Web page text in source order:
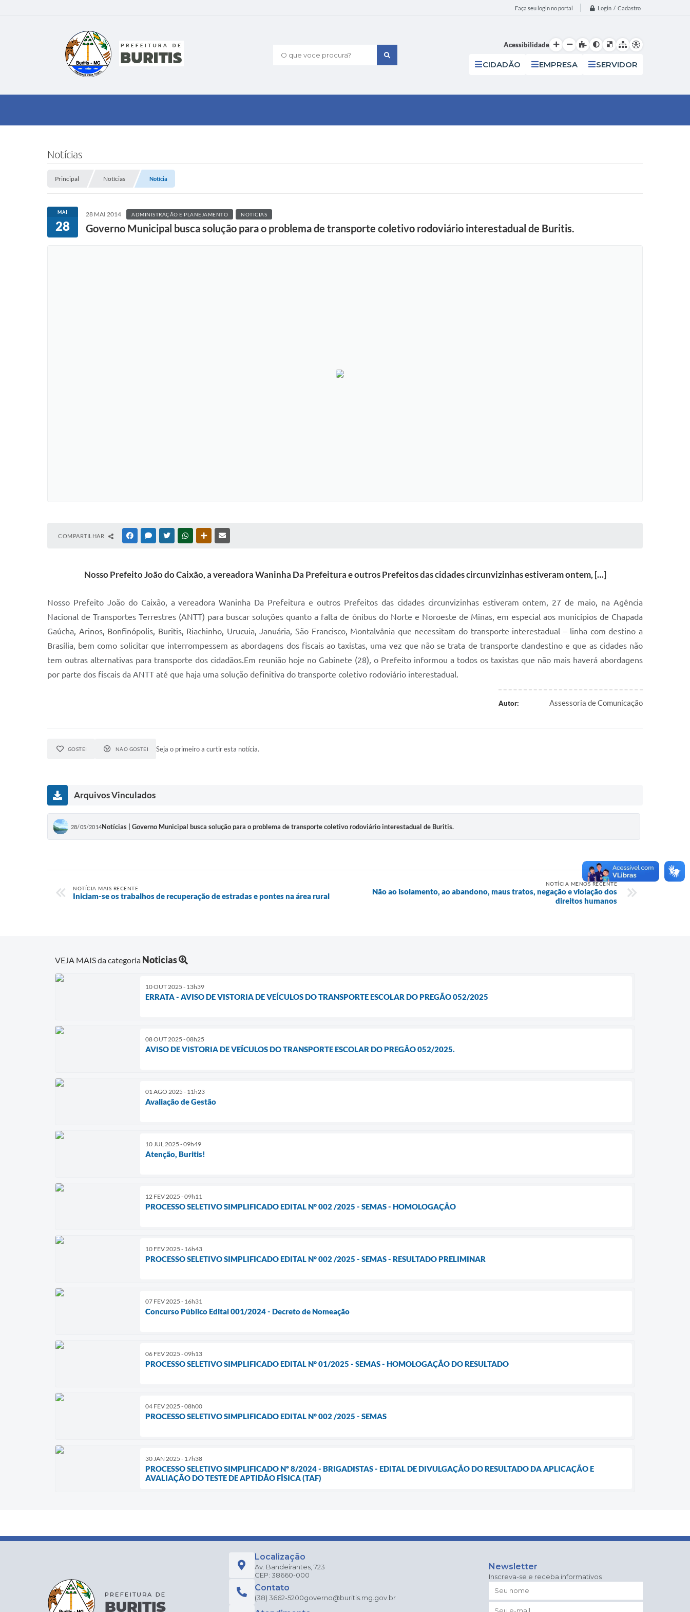
Faça seu login no portal Login / Cadastro
O que voce procura?
Acessibilidade
CIDADÃO EMPRESA SERVIDOR
Notícias
Principal Notícias Notícia
MAI
28
28 MAI 2014 ADMINISTRAÇÃO E PLANEJAMENTO NOTICIAS
Governo Municipal busca solução para o problema de transporte coletivo rodoviário interestadual de Buritis.
COMPARTILHAR FACEBOOKMESSENGER
TWITTERWHATSAPPOUTRAS MÍDIAS
Nosso Prefeito João do Caixão, a vereadora Waninha Da Prefeitura e outros Prefeitos das cidades circunvizinhas estiveram ontem, […]
Nosso Prefeito João do Caixão, a vereadora Waninha Da Prefeitura e outros Prefeitos das cidades circunvizinhas estiveram ontem, 27 de maio, na Agência
Nacional de Transportes Terrestres (ANTT) para buscar soluções quanto a falta de ônibus do Norte e Noroeste de Minas, em especial aos municípios de Chapada
Gaúcha, Arinos, Bonfinópolis, Buritis, Riachinho, Urucuia, Januária, São Francisco, Montalvânia que necessitam do transporte interestadual – linha com destino a
Brasília, bem como solicitar que interrompessem as abordagens dos fiscais ao taxistas, uma vez que não se trata de transporte clandestino e que as cidades não
tem outras alternativas para transporte dos cidadãos.Em reunião hoje no Gabinete (28), o Prefeito informou a todos os taxistas que não mais haverá abordagens
por parte dos fiscais da ANTT até que haja uma solução definitiva do transporte coletivo rodoviário interestadual.
Autor: Assessoria de Comunicação
GOSTEI NÃO GOSTEI Seja o primeiro a curtir esta notícia.
Arquivos Vinculados
28/05/2014Notícias | Governo Municipal busca solução para o problema de transporte coletivo rodoviário interestadual de Buritis.
NOTÍCIA MAIS RECENTE
Iniciam-se os trabalhos de recuperação de estradas e pontes na área rural
NOTÍCIA MENOS RECENTE
Não ao isolamento, ao abandono, maus tratos, negação e violação dos
direitos humanos
VEJA MAIS da categoria Noticias
10 OUT 2025 - 13h39
ERRATA - AVISO DE VISTORIA DE VEÍCULOS DO TRANSPORTE ESCOLAR DO PREGÃO 052/2025
08 OUT 2025 - 08h25
AVISO DE VISTORIA DE VEÍCULOS DO TRANSPORTE ESCOLAR DO PREGÃO 052/2025.
01 AGO 2025 - 11h23
Avaliação de Gestão
10 JUL 2025 - 09h49
Atenção, Buritis!
12 FEV 2025 - 09h11
PROCESSO SELETIVO SIMPLIFICADO EDITAL N° 002 /2025 - SEMAS - HOMOLOGAÇÃO
10 FEV 2025 - 16h43
PROCESSO SELETIVO SIMPLIFICADO EDITAL N° 002 /2025 - SEMAS - RESULTADO PRELIMINAR
07 FEV 2025 - 16h31
Concurso Público Edital 001/2024 - Decreto de Nomeação
06 FEV 2025 - 09h13
PROCESSO SELETIVO SIMPLIFICADO EDITAL N° 01/2025 - SEMAS - HOMOLOGAÇÃO DO RESULTADO
04 FEV 2025 - 08h00
PROCESSO SELETIVO SIMPLIFICADO EDITAL N° 002 /2025 - SEMAS
30 JAN 2025 - 17h38
PROCESSO SELETIVO SIMPLIFICADO Nº 8/2024 - BRIGADISTAS - EDITAL DE DIVULGAÇÃO DO RESULTADO DA APLICAÇÃO E
AVALIAÇÃO DO TESTE DE APTIDÃO FÍSICA (TAF)
Localização
Av. Bandeirantes, 723
CEP: 38660-000
Contato
(38) 3662-5200governo@buritis.mg.gov.br
Newsletter
Inscreva-se e receba informativos